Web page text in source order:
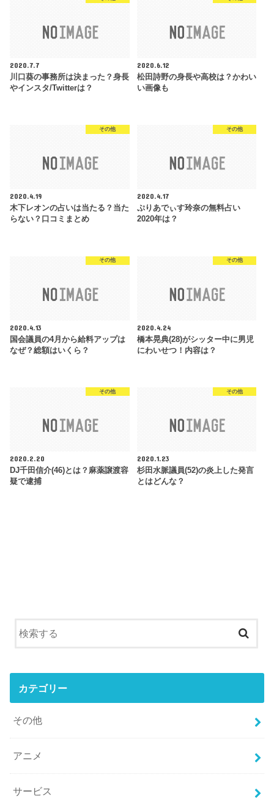
2020.7.7
川口葵の事務所は決まった？身長
やインスタ/Twitterは？
2020.6.12
松田詩野の身長や高校は？かわい
い画像も
その他
2020.4.19
木下レオンの占いは当たる？当た
らない？口コミまとめ
その他
2020.4.17
ぷりあでぃす玲奈の無料占い
2020年は？
その他
2020.4.13
国会議員の4月から給料アップは
なぜ？総額はいくら？
その他
2020.4.24
橋本晃典(28)がシッター中に男児
にわいせつ！内容は？
その他
2020.2.20
DJ千田信介(46)とは？麻薬譲渡容
疑で逮捕
その他
2020.1.23
杉田水脈議員(52)の炎上した発言
とはどんな？
カテゴリー
その他
アニメ
サービス